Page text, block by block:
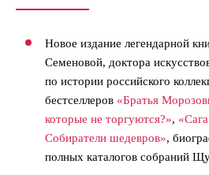
Новое издание легендарной
Семеновой, доктора
по истории российского
бестселлеров «Братья
которые не торгуются?»,
Собиратели шедевров»,
полных каталогов собраний